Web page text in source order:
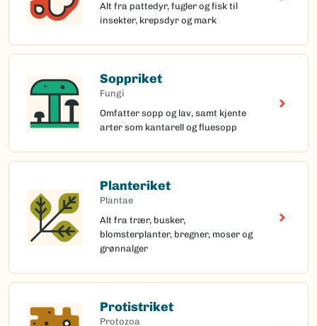
Alt fra pattedyr, fugler og fisk til
insekter, krepsdyr og mark
Soppriket
Fungi
Omfatter sopp og lav, samt kjente
arter som kantarell og fluesopp
Planteriket
Plantae
Alt fra trær, busker,
blomsterplanter, bregner, moser og
grønnalger
Protistriket
Protozoa